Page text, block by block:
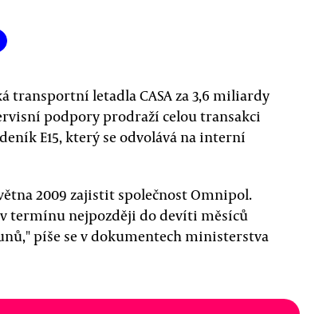
transportní letadla CASA za 3,6 miliardy
podpory prodraží celou transakci
E15, který se odvolává na interní
2009 zajistit společnost Omnipol.
termínu nejpozději do devíti měsíců
píše se v dokumentech ministerstva